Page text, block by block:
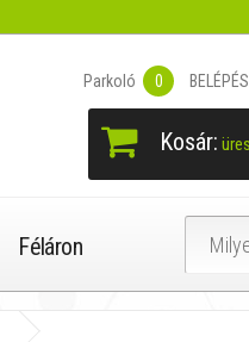
Parkoló 0 BELÉPÉS
Kosár: üres
Féláron